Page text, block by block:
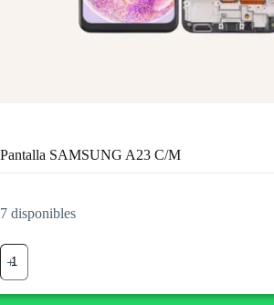
Pantalla SAMSUNG A23 C/M
7 disponibles
Pantalla
SAMSUNG
A23
C/M